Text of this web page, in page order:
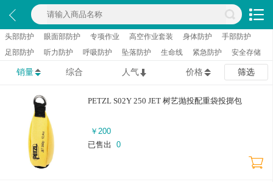
头部防护 眼面部防护 专项作业 高空作业套装 身体防护
手部防护
足部防护
听力防护 呼吸防护 坠落防护 生命线 紧急防护 安全存储
销量 综合 人气 价格 筛选
PETZL S02Y 250 JET 树艺抛投配重袋投掷包
￥ 200
已售出
0